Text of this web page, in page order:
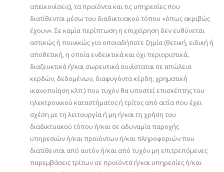
απεικονίσεις), τα προϊόντα και τις υπηρεσίες που
διατίθενται μέσω του διαδικτυακού τόπου «όπως ακριβώς
έχουν». Σε καμία περίπτωση η επιχείρηση δεν ευθύνεται
αστικώς ή ποινικώς για οποιαδήποτε ζημία (θετική, ειδική ή
αποθετική, η οποία ενδεικτικά και όχι περιοριστικά,
διαζευκτικά ή/και σωρευτικά συνίσταται σε απώλεια
κερδών, δεδομένων, διαφυγόντα κέρδη, χρηματική
ικανοποίηση κλπ.) που τυχόν θα υποστεί επισκέπτης του
ηλεκτρονικού καταστήματος ή τρίτος από αιτία που έχει
σχέση με τη λειτουργία ή μη ή/και τη χρήση του
διαδικτυακού τόπου ή/και σε αδυναμία παροχής
υπηρεσιών ή/και προϊόντων ή/και πληροφοριών που
διατίθενται από αυτόν ή/και από τυχόν μη επιτρεπόμενες
παρεμβάσεις τρίτων σε προϊόντα ή/και υπηρεσίες ή/και